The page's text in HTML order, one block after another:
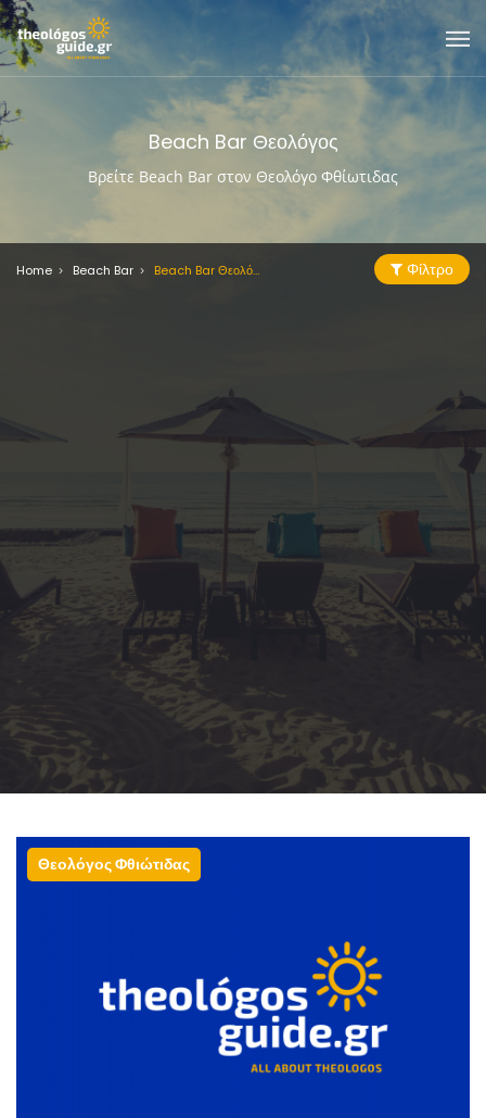
Beach Bar Θεολόγος
Βρείτε Beach Bar στον Θεολόγο Φθίωτιδας
Home Beach Bar Beach Bar Θεολόγος Φίλτρο
Θεολόγος Φθιώτιδας